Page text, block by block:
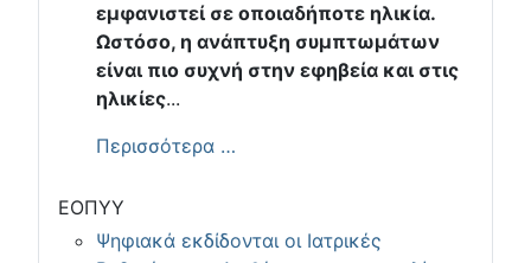
εμφανιστεί σε οποιαδήποτε ηλικία.
Ωστόσο, η ανάπτυξη συμπτωμάτων
είναι πιο συχνή στην εφηβεία και στις
ηλικίες...
Περισσότερα …
ΕΟΠΥΥ
Ψηφιακά εκδίδονται οι Ιατρικές